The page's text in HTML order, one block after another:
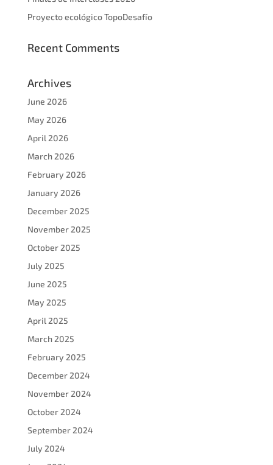
Proyecto ecológico TopoDesafío
Recent Comments
Archives
June 2026
May 2026
April 2026
March 2026
February 2026
January 2026
December 2025
November 2025
October 2025
July 2025
June 2025
May 2025
April 2025
March 2025
February 2025
December 2024
November 2024
October 2024
September 2024
July 2024